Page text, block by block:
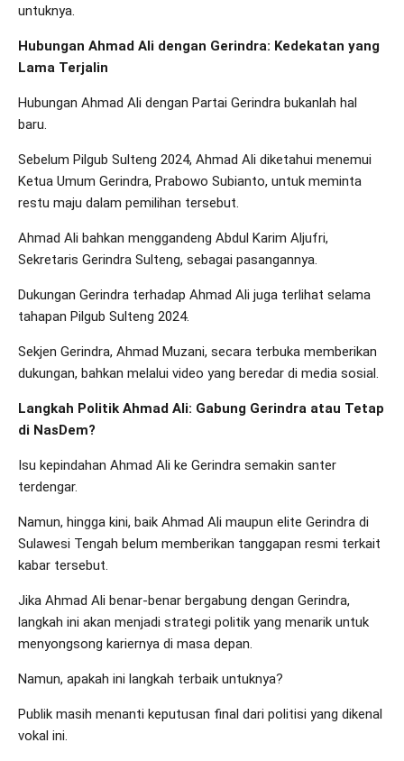
untuknya.
Hubungan Ahmad Ali dengan Gerindra: Kedekatan yang
Lama Terjalin
Hubungan Ahmad Ali dengan Partai Gerindra bukanlah hal
baru.
Sebelum Pilgub Sulteng 2024, Ahmad Ali diketahui menemui
Ketua Umum Gerindra, Prabowo Subianto, untuk meminta
restu maju dalam pemilihan tersebut.
Ahmad Ali bahkan menggandeng Abdul Karim Aljufri,
Sekretaris Gerindra Sulteng, sebagai pasangannya.
Dukungan Gerindra terhadap Ahmad Ali juga terlihat selama
tahapan Pilgub Sulteng 2024.
Sekjen Gerindra, Ahmad Muzani, secara terbuka memberikan
dukungan, bahkan melalui video yang beredar di media sosial.
Langkah Politik Ahmad Ali: Gabung Gerindra atau Tetap
di NasDem?
Isu kepindahan Ahmad Ali ke Gerindra semakin santer
terdengar.
Namun, hingga kini, baik Ahmad Ali maupun elite Gerindra di
Sulawesi Tengah belum memberikan tanggapan resmi terkait
kabar tersebut.
Jika Ahmad Ali benar-benar bergabung dengan Gerindra,
langkah ini akan menjadi strategi politik yang menarik untuk
menyongsong kariernya di masa depan.
Namun, apakah ini langkah terbaik untuknya?
Publik masih menanti keputusan final dari politisi yang dikenal
vokal ini.